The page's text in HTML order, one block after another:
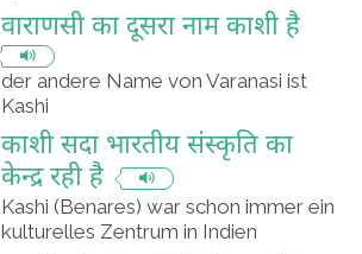
वाराणसी का दूसरा नाम काशी है
der andere Name von Varanasi ist
Kashi
काशी सदा भारतीय संस्कृति का
केन्द्र रही है
Kashi (Benares) war schon immer ein
kulturelles Zentrum in Indien